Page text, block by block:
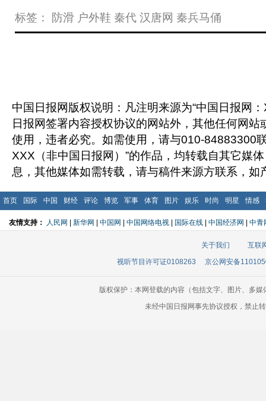
标签： 防滑 户外鞋 秦代 汉唐网 秦兵马俑
中国日报网版权说明：凡注明来源为“中国日报网
日报网签署内容授权协议的网站外，其他任何网
使用，违者必究。如需使用，请与010-84883300
XXX（非中国日报网）”的作品，均转载自其它媒
息，其他媒体如需转载，请与稿件来源方联系，如
首页 国际 中国 财经 评论 博览 军事 体育 图片 娱乐 时尚 明星 情感
友情支持： 人民网 | 新华网 | 中国网 | 中国网络电视 | 国际在线 | 中国经济网 | 中青
关于我们
互联
视听节目许可证0108263
京公网安备
版权保护：本网登载的内容（包括文字、图片、多
未经中国日报网事先协议授权，禁止